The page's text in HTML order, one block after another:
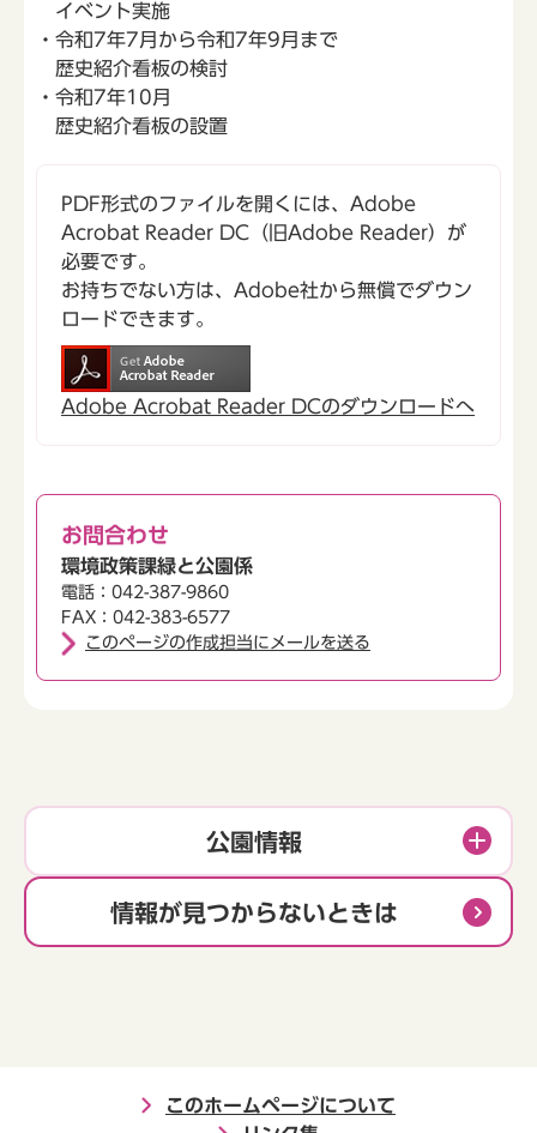
イベント実施
・令和7年7月から令和7年9月まで
歴史紹介看板の検討
・令和7年10月
歴史紹介看板の設置
PDF形式のファイルを開くには、Adobe
Acrobat Reader DC（旧Adobe Reader）が
必要です。
お持ちでない方は、Adobe社から無償でダウン
ロードできます。
Adobe Acrobat Reader DCのダウンロードへ
お問合わせ
環境政策課緑と公園係
電話：042-387-9860
FAX：042-383-6577
このページの作成担当にメールを送る
公園情報
情報が見つからないときは
このホームページについて